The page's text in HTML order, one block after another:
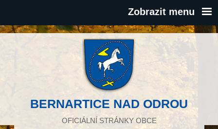
Zobrazit menu
BERNARTICE NAD ODROU
OFICIÁLNÍ STRÁNKY OBCE